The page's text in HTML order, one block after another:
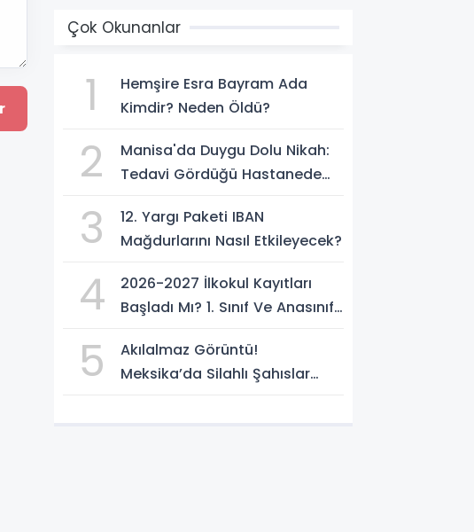
Çok Okunanlar
1
Hemşire Esra Bayram Ada
Kimdir? Neden Öldü?
2
Manisa'da Duygu Dolu Nikah:
Tedavi Gördüğü Hastanede
3
12. Yargı Paketi IBAN
Mağdurlarını Nasıl Etkileyecek?
4
2026-2027 İlkokul Kayıtları
Başladı Mı? 1. Sınıf Ve Anasınıfı
5
Akılalmaz Görüntü!
Meksika’da Silahlı Şahıslar